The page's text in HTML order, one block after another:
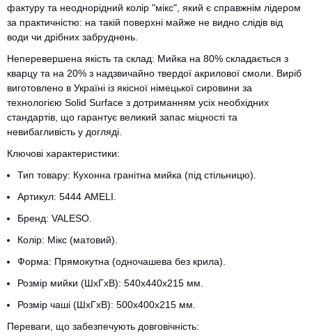
фактуру та неоднорідний колір "мікс", який є справжнім лідером
за практичністю: на такій поверхні майже не видно слідів від
води чи дрібних забруднень.
Неперевершена якість та склад: Мийка на 80% складається з
кварцу та на 20% з надзвичайно твердої акрилової смоли. Виріб
виготовлено в Україні із якісної німецької сировини за
технологією Solid Surface з дотриманням усіх необхідних
стандартів, що гарантує великий запас міцності та
невибагливість у догляді.
Ключові характеристики:
Тип товару: Кухонна гранітна мийка (під стільницю).
Артикул: 5444 AMELI.
Бренд: VALESO.
Колір: Мікс (матовий).
Форма: Прямокутна (одночашева без крила).
Розмір мийки (ШхГхВ): 540x440x215 мм.
Розмір чаші (ШхГхВ): 500x400x215 мм.
Переваги, що забезпечують довговічність: